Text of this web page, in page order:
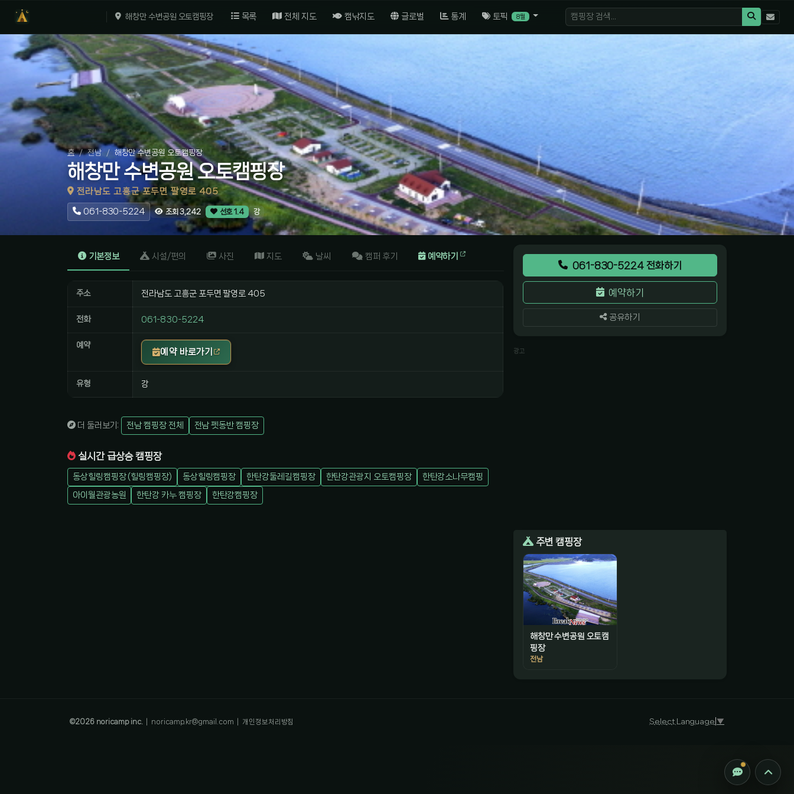
해창만 수변공원 오토캠핑장 목록 전체 지도 캠낚지도 글로벌 통계 토픽 8월
홈 전남 해창만 수변공원 오토캠핑장
해창만 수변공원 오토캠핑장
전라남도 고흥군 포두면 팔영로 405
061-830-5224 조회 3,242 선호 1.4 강
기본정보 시설/편의 사진 지도 날씨 캠퍼 후기 예약하기
주소 전라남도 고흥군 포두면 팔영로 405
전화 061-830-5224
예약
예약 바로가기
유형 강
더 둘러보기: 전남 캠핑장 전체 전남 펫동반 캠핑장
실시간 급상승 캠핑장
동상힐링캠핑장 (힐링캠핑장) 동상힐링캠핑장 한탄강둘레길캠핑장 한탄강관광지 오토캠핑장
한탄강소나무캠핑
아이월관광농원
한탄강 카누 캠핑장 한탄강캠핑장
061-830-5224 전화하기
예약하기
공유하기
광고
주변 캠핑장
해창만 수변공원 오토캠
핑장
전남
©2026noricamp inc. noricamp.kr@gmail.com 개인정보처리방침 Select Language ▼